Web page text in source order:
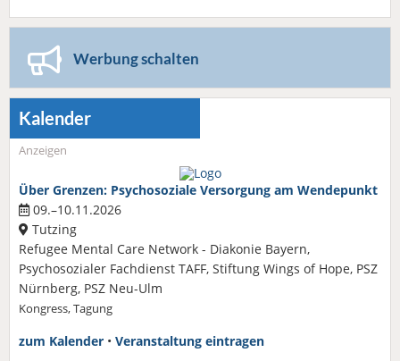
Werbung schalten
Kalender
Anzeigen
Über Grenzen: Psychosoziale Versorgung am Wendepunkt
09.–10.11.2026
Tutzing
Refugee Mental Care Network - Diakonie Bayern,
Psychosozialer Fachdienst TAFF, Stiftung Wings of Hope, PSZ
Nürnberg, PSZ Neu-Ulm
Kongress, Tagung
zum Kalender • Veranstaltung eintragen